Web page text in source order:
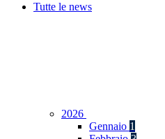
Tutte le news
2026
Gennaio 1